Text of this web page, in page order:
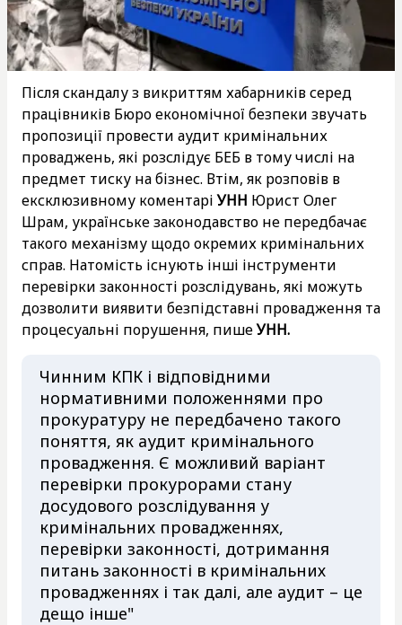
Після скандалу з викриттям хабарників серед
працівників Бюро економічної безпеки звучать
пропозиції провести аудит кримінальних
проваджень, які розслідує БЕБ в тому числі на
предмет тиску на бізнес. Втім, як розповів в
ексклюзивному коментаріУНН Юрист Олег
Шрам, українське законодавство не передбачає
такого механізму щодо окремих кримінальних
справ. Натомість існують інші інструменти
перевірки законності розслідувань, які можуть
дозволити виявити безпідставні провадження та
процесуальні порушення, пишеУНН.
Чинним КПК і відповідними
нормативними положеннями про
прокуратуру не передбачено такого
поняття, як аудит кримінального
провадження. Є можливий варіант
перевірки прокурорами стану
досудового розслідування у
кримінальних провадженнях,
перевірки законності, дотримання
питань законності в кримінальних
провадженнях і так далі, але аудит – це
дещо інше"